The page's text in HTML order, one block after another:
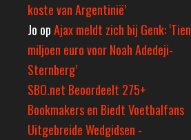
koste van Argentinië’
Jo opAjax meldt zich bij Genk: ‘Tien
miljoen euro voor Noah Adedeji-
Sternberg’
SBO.net Beoordeelt 275+
Bookmakers en Biedt Voetbalfans
Uitgebreide Wedgidsen -